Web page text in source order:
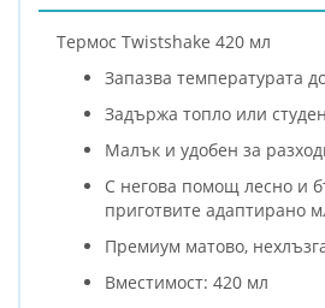
Термос Twistshake 420 мл
Запазва температурата
Задържа топло или
Малък и удобен за
С негова помощ лесно и
приготвите адаптирано
Премиум матово,
Вместимост: 420 мл